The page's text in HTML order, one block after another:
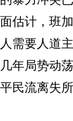
估计，班
需要人道主
局势动荡
民流离失